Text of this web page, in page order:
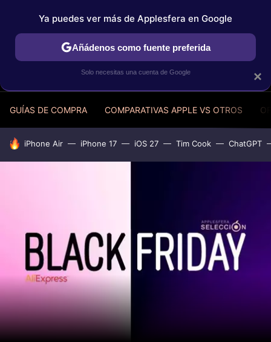
GUÍAS DE COMPRA COMPARATIVAS APPLE VS OTROS
HOY SE HABLA DE
iPhone Air iPhone 17 iOS 27 Tim Cook ChatGPT
×
Ya puedes ver más de Applesfera en Google
Añádenos como fuente preferida
Solo necesitas una cuenta de Google